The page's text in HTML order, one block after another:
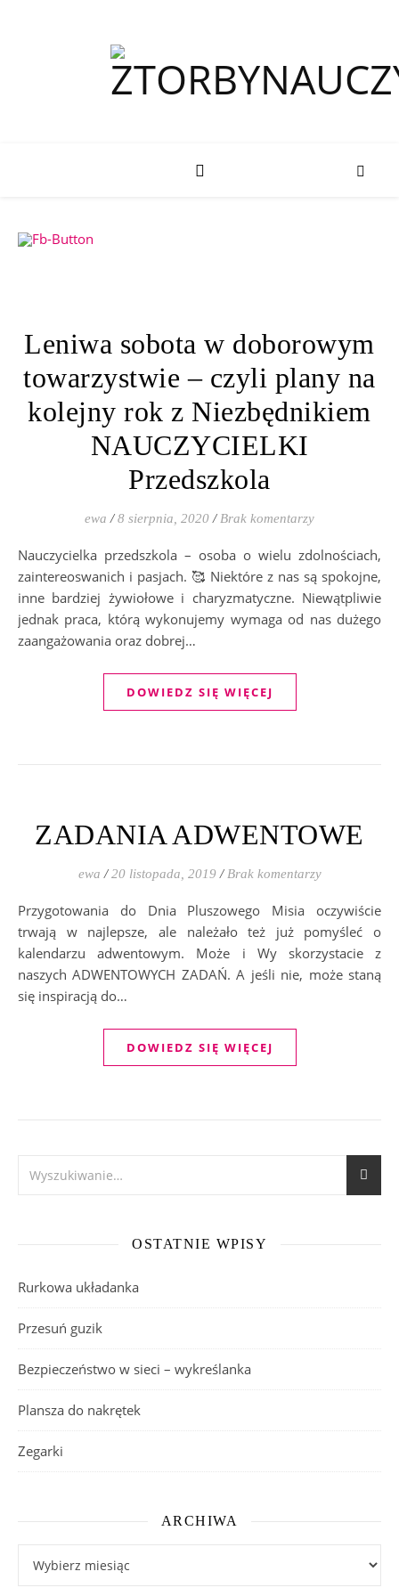
Leniwa sobota w doborowym
towarzystwie – czyli plany na
kolejny rok z Niezbędnikiem
NAUCZYCIELKI
Przedszkola
ewa / 8 sierpnia, 2020 / Brak komentarzy
Nauczycielka przedszkola – osoba o wielu zdolnościach,
zaintereoswanich i pasjach. 🥰 Niektóre z nas są spokojne,
inne bardziej żywiołowe i charyzmatyczne. Niewątpliwie
jednak praca, którą wykonujemy wymaga od nas dużego
zaangażowania oraz dobrej…
DOWIEDZ SIĘ WIĘCEJ
ZADANIA ADWENTOWE
ewa / 20 listopada, 2019 / Brak komentarzy
Przygotowania do Dnia Pluszowego Misia oczywiście
trwają w najlepsze, ale należało też już pomyśleć o
kalendarzu adwentowym. Może i Wy skorzystacie z
naszych ADWENTOWYCH ZADAŃ. A jeśli nie, może staną
się inspiracją do…
DOWIEDZ SIĘ WIĘCEJ
OSTATNIE WPISY
Rurkowa układanka
Przesuń guzik
Bezpieczeństwo w sieci – wykreślanka
Plansza do nakrętek
Zegarki
ARCHIWA